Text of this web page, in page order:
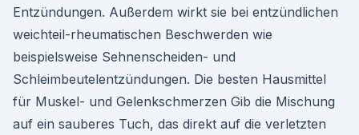
Entzündungen. Außerdem wirkt sie bei entzündlichen
weichteil-rheumatischen Beschwerden wie
beispielsweise Sehnenscheiden- und
Schleimbeutelentzündungen. Die besten Hausmittel
für Muskel- und Gelenkschmerzen Gib die Mischung
auf ein sauberes Tuch, das direkt auf die verletzten